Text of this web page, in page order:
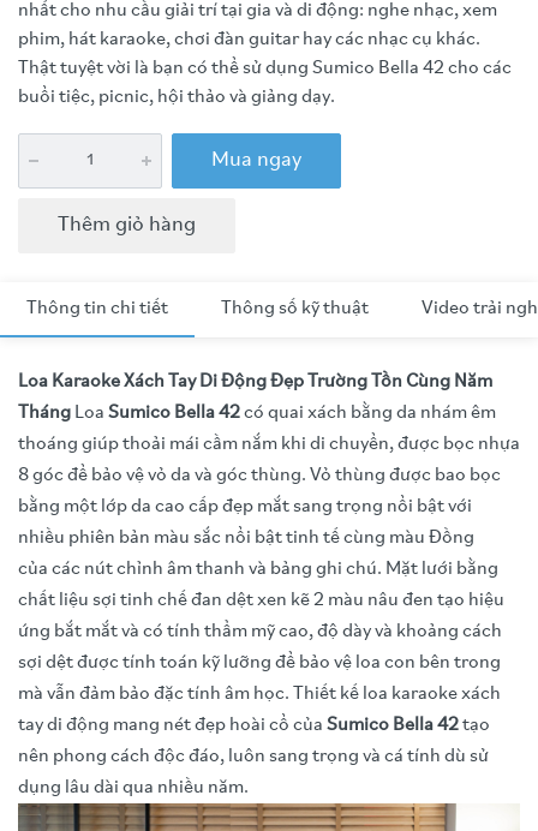
nhất cho nhu cầu giải trí tại gia và di động: nghe nhạc, xem
phim, hát karaoke, chơi đàn guitar hay các nhạc cụ khác.
Thật tuyệt vời là bạn có thể sử dụng Sumico Bella 42 cho các
buổi tiệc, picnic, hội thảo và giảng dạy.
Mua ngay
Thêm giỏ hàng
Thông tin chi tiết Thông số kỹ thuật Video trải
Loa Karaoke Xách Tay Di Động Đẹp Trường Tồn Cùng Năm
Tháng Loa Sumico Bella 42có quai xách bằng da nhám êm
thoáng giúp thoải mái cầm nắm khi di chuyển, được bọc nhựa
8 góc để bảo vệ vỏ da và góc thùng. Vỏ thùng được bao bọc
bằng một lớp da cao cấp đẹp mắt sang trọng nổi bật với
nhiều phiên bản màu sắc nổi bật tinh tế cùng màu Đồng
của các nút chỉnh âm thanh và bảng ghi chú. Mặt lưới bằng
chất liệu sợi tinh chế đan dệt xen kẽ 2 màu nâu đen tạo hiệu
ứng bắt mắt và có tính thẩm mỹ cao, độ dày và khoảng cách
sợi dệt được tính toán kỹ lưỡng để bảo vệ loa con bên trong
mà vẫn đảm bảo đặc tính âm học. Thiết kế loa karaoke xách
tay di động mang nét đẹp hoài cổ của Sumico Bella 42tạo
nên phong cách độc đáo, luôn sang trọng và cá tính dù sử
dụng lâu dài qua nhiều năm.